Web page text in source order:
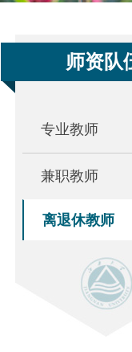
师资队
专业教师
兼职教师
离退休教师